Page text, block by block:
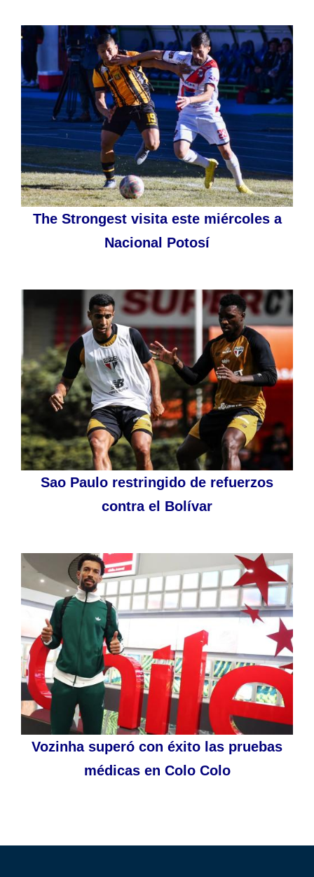
The Strongest visita este miércoles a
Nacional Potosí
Sao Paulo restringido de refuerzos
contra el Bolívar
Vozinha superó con éxito las pruebas
médicas en Colo Colo